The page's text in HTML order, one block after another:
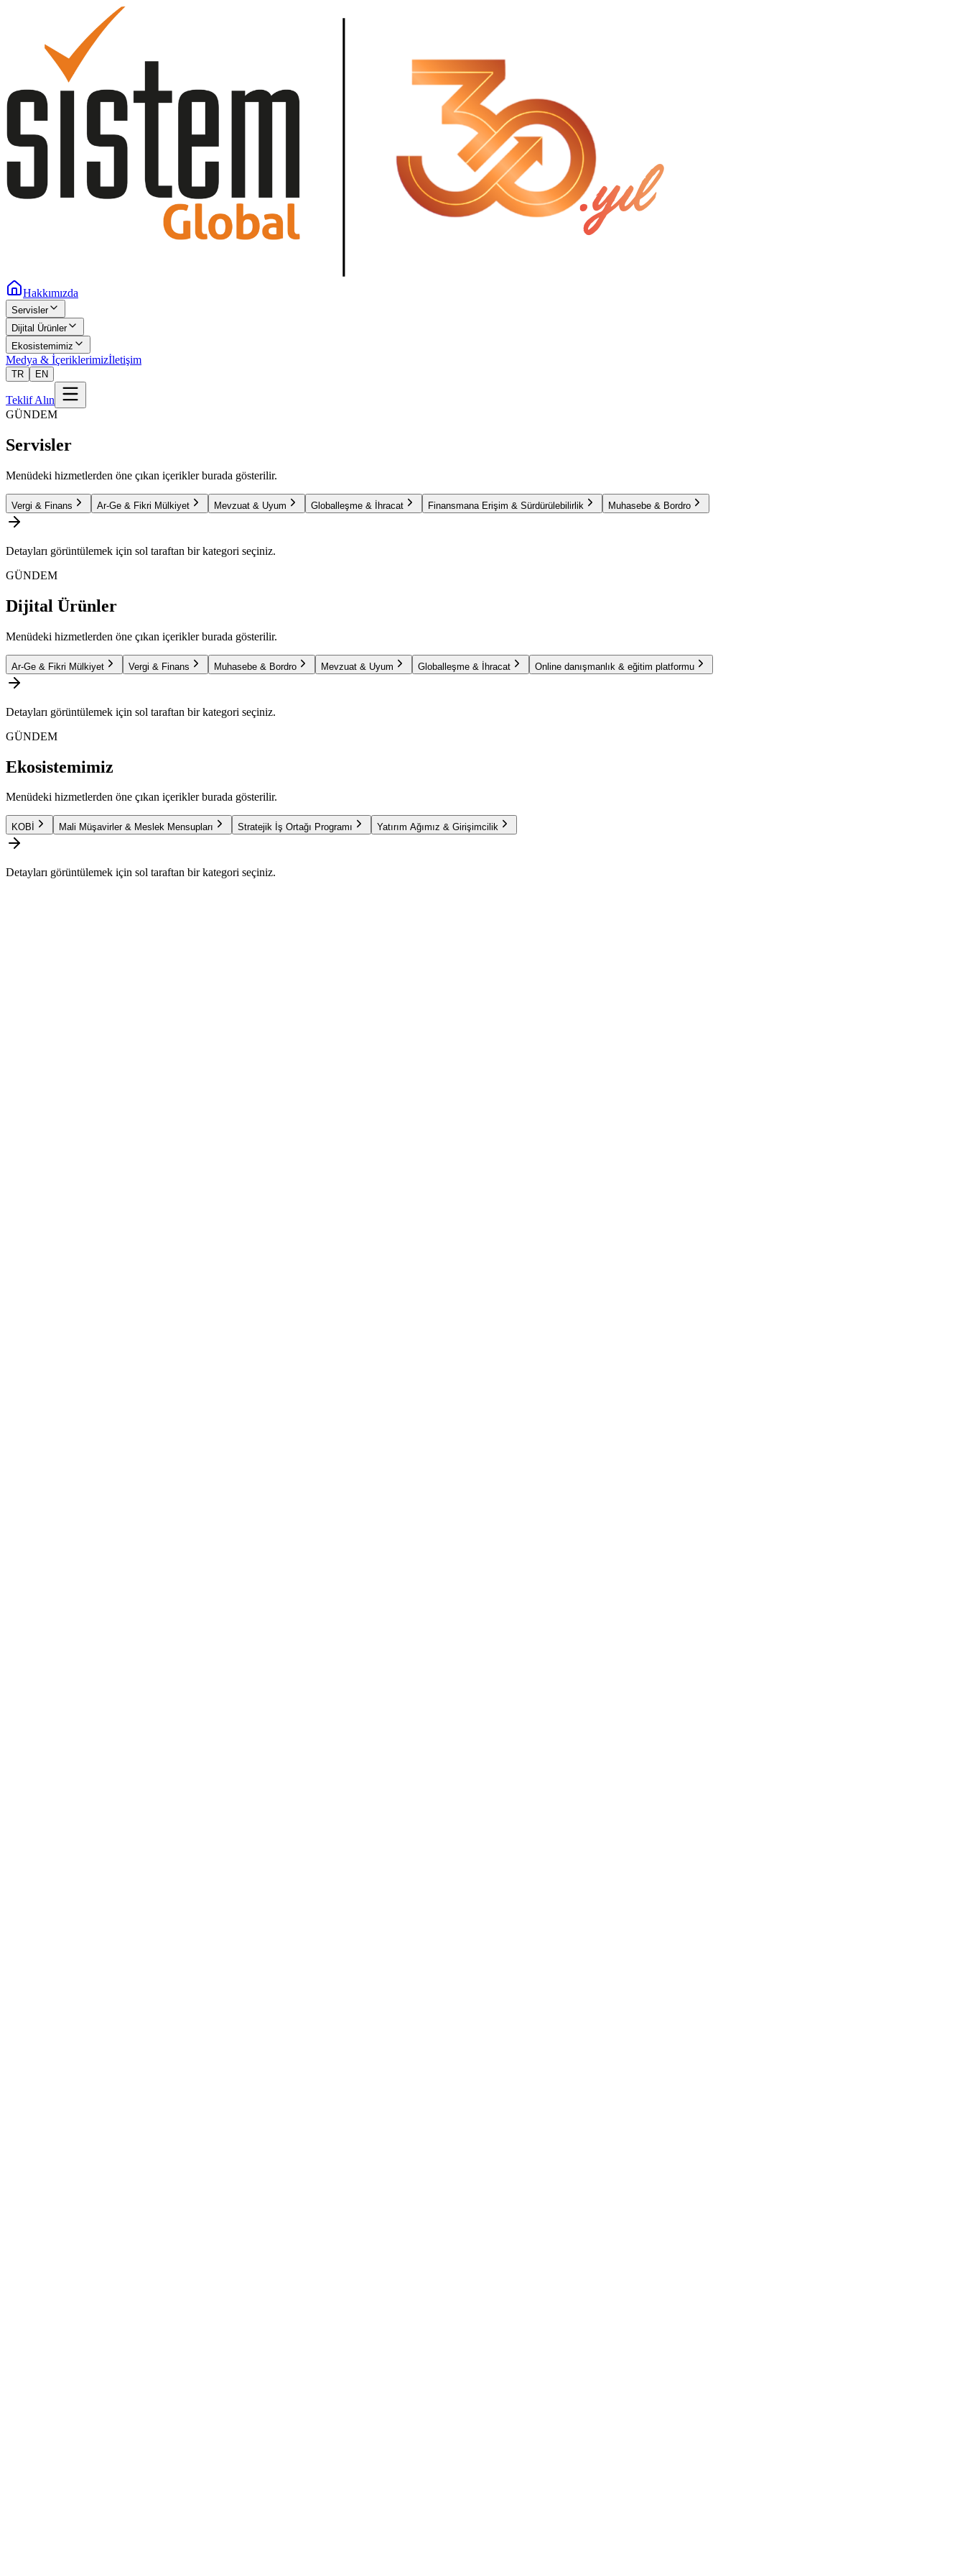
Hakkımızda
Servisler
Dijital Ürünler
Ekosistemimiz
Medya & İçeriklerimizİletişim
TR EN
Teklif Alın
GÜNDEM
Servisler
Menüdeki hizmetlerden öne çıkan içerikler burada gösterilir.
Vergi & Finans Ar-Ge & Fikri Mülkiyet Mevzuat & Uyum Globalleşme & İhracat Finansmana Erişim & Sürdürülebilirlik Muhasebe & Bordro
Detayları görüntülemek için sol taraftan bir kategori seçiniz.
GÜNDEM
Dijital Ürünler
Menüdeki hizmetlerden öne çıkan içerikler burada gösterilir.
Ar-Ge & Fikri Mülkiyet Vergi & Finans Muhasebe & Bordro Mevzuat & Uyum Globalleşme & İhracat Online danışmanlık & eğitim platformu
Detayları görüntülemek için sol taraftan bir kategori seçiniz.
GÜNDEM
Ekosistemimiz
Menüdeki hizmetlerden öne çıkan içerikler burada gösterilir.
KOBİ Mali Müşavirler & Meslek Mensupları Stratejik İş Ortağı Programı Yatırım Ağımız & Girişimcilik
Detayları görüntülemek için sol taraftan bir kategori seçiniz.